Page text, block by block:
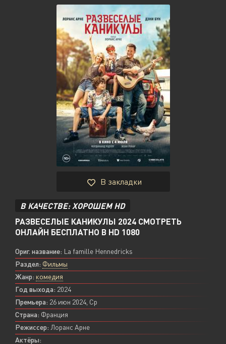
В закладки
В КАЧЕСТВЕ: ХОРОШЕМ HD
РАЗВЕСЕЛЫЕ КАНИКУЛЫ 2024 СМОТРЕТЬ
ОНЛАЙН БЕСПЛАТНО В HD 1080
Ориг. название: La famille Hennedricks
Раздел: Фильмы
Жанр: комедия
Год выхода: 2024
Премьера: 26 июн 2024, Ср
Страна: Франция
Режиссер: Лоранс Арне
Актёры: